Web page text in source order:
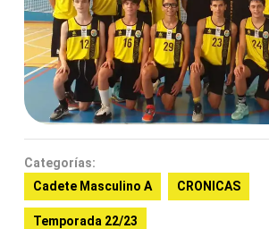
Categorías:
Cadete Masculino A
CRONICAS
Temporada 22/23